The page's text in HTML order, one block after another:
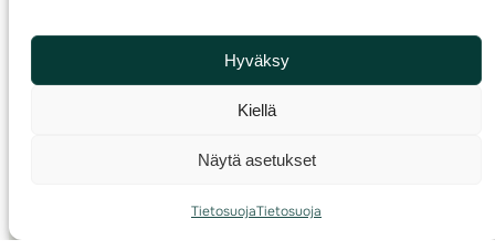
Hyväksy
Kiellä
Näytä asetukset
TietosuojaTietosuoja
info(a)suunnistusliitto.fi,Rastilipun asiat: rastilippu(a)suunnistusliitto.fi
Kilpailut ja kuntorastit – Rastilippu:::Rastilipun ohjeet